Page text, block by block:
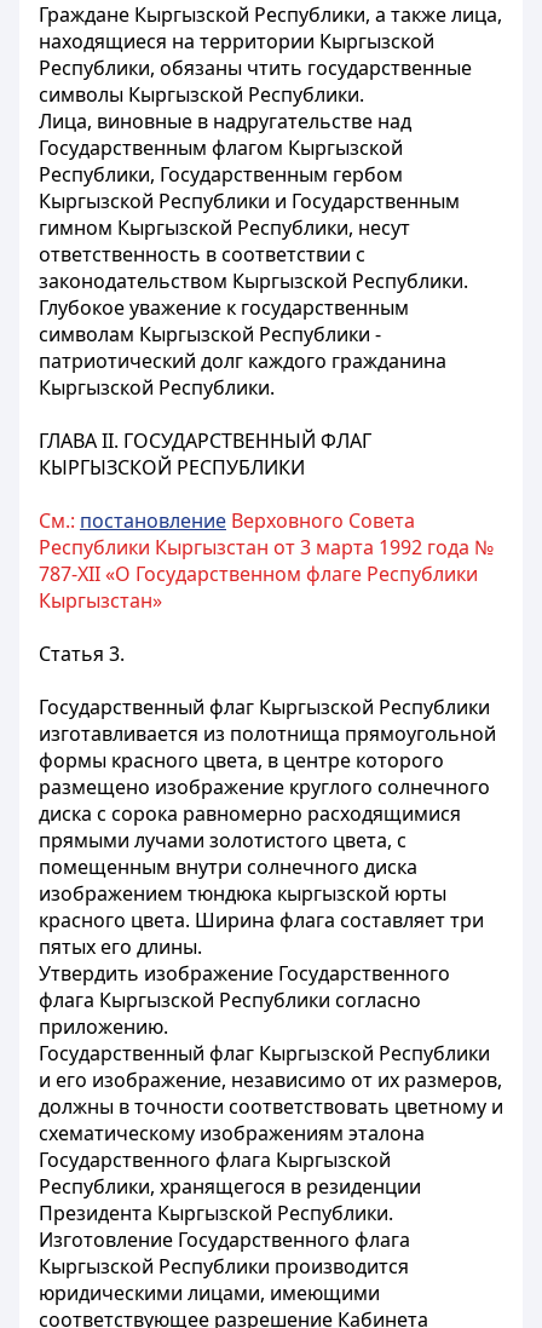
Граждане Кыргызской Республики, а также лица,
находящиеся на территории Кыргызской
Республики, обязаны чтить государственные
символы Кыргызской Республики.
Лица, виновные в надругательстве над
Государственным флагом Кыргызской
Республики, Государственным гербом
Кыргызской Республики и Государственным
гимном Кыргызской Республики, несут
ответственность в соответствии с
законодательством Кыргызской Республики.
Глубокое уважение к государственным
символам Кыргызской Республики -
патриотический долг каждого гражданина
Кыргызской Республики.
ГЛАВА II. ГОСУДАРСТВЕННЫЙ ФЛАГ
КЫРГЫЗСКОЙ РЕСПУБЛИКИ
См.: постановление Верховного Совета
Республики Кыргызстан от 3 марта 1992 года №
787-XII «О Государственном флаге Республики
Кыргызстан»
Статья 3.
Государственный флаг Кыргызской Республики
изготавливается из полотнища прямоугольной
формы красного цвета, в центре которого
размещено изображение круглого солнечного
диска с сорока равномерно расходящимися
прямыми лучами золотистого цвета, с
помещенным внутри солнечного диска
изображением тюндюка кыргызской юрты
красного цвета. Ширина флага составляет три
пятых его длины.
Утвердить изображение Государственного
флага Кыргызской Республики согласно
приложению.
Государственный флаг Кыргызской Республики
и его изображение, независимо от их размеров,
должны в точности соответствовать цветному и
схематическому изображениям эталона
Государственного флага Кыргызской
Республики, хранящегося в резиденции
Президента Кыргызской Республики.
Изготовление Государственного флага
Кыргызской Республики производится
юридическими лицами, имеющими
соответствующее разрешение Кабинета